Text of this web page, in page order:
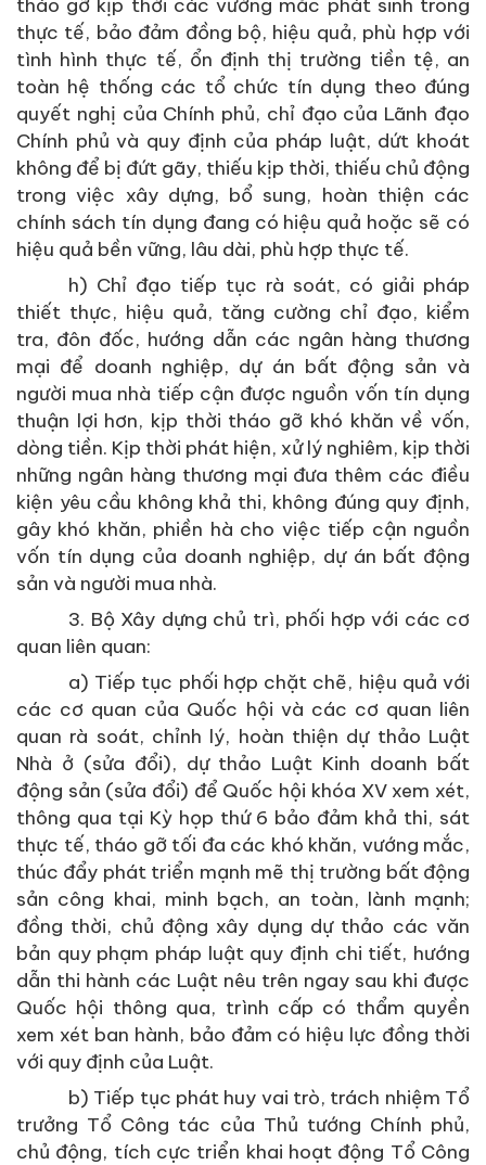
tháo gỡ kịp thời các vướng mắc phát sinh trong
thực tế, bảo đảm đồng bộ, hiệu quả, phù hợp với
tình hình thực tế, ổn định thị trường tiền tệ, an
toàn hệ thống các tổ chức tín dụng theo đúng
quyết nghị của Chính phủ, chỉ đạo của Lãnh đạo
Chính phủ và quy định của pháp luật, dứt khoát
không để bị đứt gãy, thiếu kịp thời, thiếu chủ động
trong việc xây dựng, bổ sung, hoàn thiện các
chính sách tín dụng đang có hiệu quả hoặc sẽ có
hiệu quả bền vững, lâu dài, phù hợp thực tế.
h) Chỉ đạo tiếp tục rà soát, có giải pháp
thiết thực, hiệu quả, tăng cường chỉ đạo, kiểm
tra, đôn đốc, hướng dẫn các ngân hàng thương
mại để doanh nghiệp, dự án bất động sản và
người mua nhà tiếp cận được nguồn vốn tín dụng
thuận lợi hơn, kịp thời tháo gỡ khó khăn về vốn,
dòng tiền. Kịp thời phát hiện, xử lý nghiêm, kịp thời
những ngân hàng thương mại đưa thêm các điều
kiện yêu cầu không khả thi, không đúng quy định,
gây khó khăn, phiền hà cho việc tiếp cận nguồn
vốn tín dụng của doanh nghiệp, dự án bất động
sản và người mua nhà.
3. Bộ Xây dựng chủ trì, phối hợp với các cơ
quan liên quan:
a) Tiếp tục phối hợp chặt chẽ, hiệu quả với
các cơ quan của Quốc hội và các cơ quan liên
quan rà soát, chỉnh lý, hoàn thiện dự thảo Luật
Nhà ở (sửa đổi), dự thảo Luật Kinh doanh bất
động sản (sửa đổi) để Quốc hội khóa XV xem xét,
thông qua tại Kỳ họp thứ 6 bảo đảm khả thi, sát
thực tế, tháo gỡ tối đa các khó khăn, vướng mắc,
thúc đẩy phát triển mạnh mẽ thị trường bất động
sản công khai, minh bạch, an toàn, lành mạnh;
đồng thời, chủ động xây dụng dự thảo các văn
bản quy phạm pháp luật quy định chi tiết, hướng
dẫn thi hành các Luật nêu trên ngay sau khi được
Quốc hội thông qua, trình cấp có thẩm quyền
xem xét ban hành, bảo đảm có hiệu lực đồng thời
với quy định của Luật.
b) Tiếp tục phát huy vai trò, trách nhiệm Tổ
trưởng Tổ Công tác của Thủ tướng Chính phủ,
chủ động, tích cực triển khai hoạt động Tổ Công